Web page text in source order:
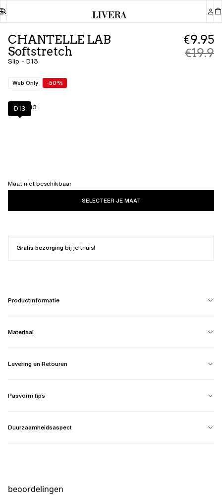
CHANTELLE LAB
Softstretch
Slip - D13
€9.95
€19.9
Web Only -50%
Kleur: D13
D13
Maat niet beschikbaar
SELECTEER JE MAAT
Gratis bezorgingbij je thuis!
Productinformatie
Materiaal
Levering en Retouren
Pasvorm tips
Duurzaamheidsaspect
beoordelingen